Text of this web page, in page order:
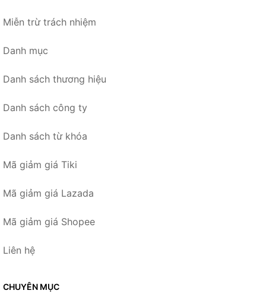
Miễn trừ trách nhiệm
Danh mục
Danh sách thương hiệu
Danh sách công ty
Danh sách từ khóa
Mã giảm giá Tiki
Mã giảm giá Lazada
Mã giảm giá Shopee
Liên hệ
CHUYÊN MỤC